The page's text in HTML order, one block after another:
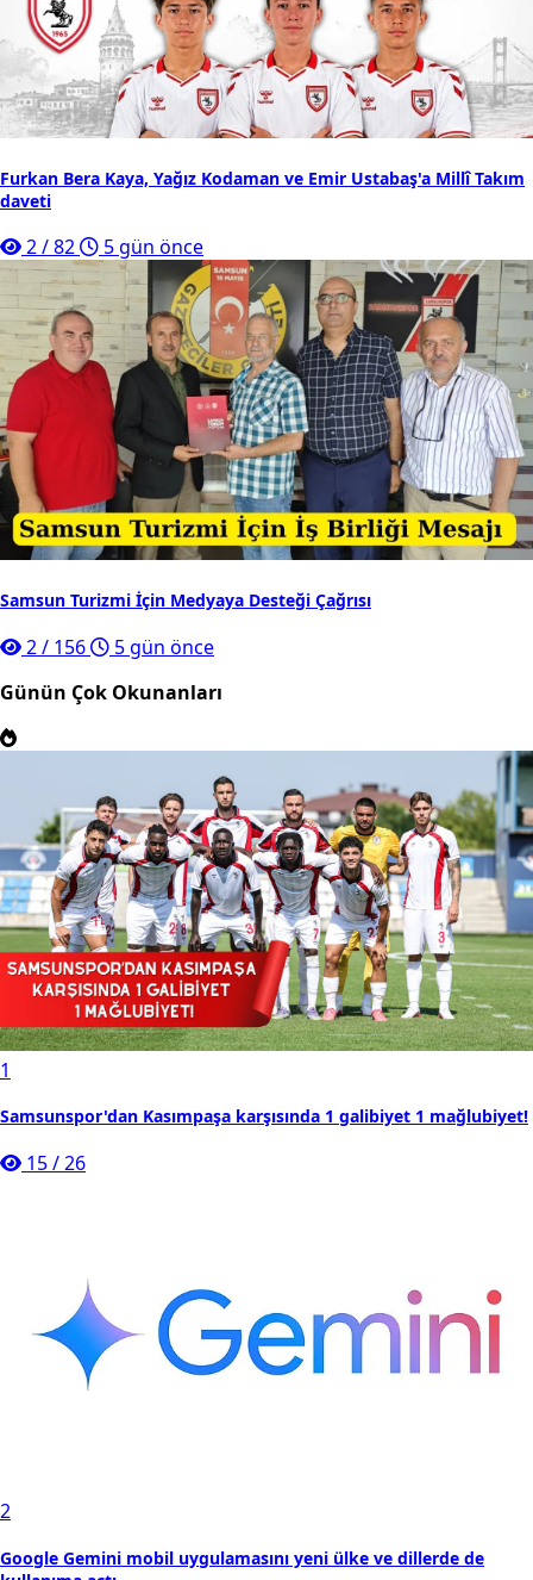
Furkan Bera Kaya, Yağız Kodaman ve Emir Ustabaş'a Millî Takım
daveti
2/82 5 gün önce
Samsun Turizmi İçin Medyaya Desteği Çağrısı
2/ 156
5 gün önce
Günün Çok Okunanları
1
Samsunspor'dan Kasımpaşa karşısında 1 galibiyet 1 mağlubiyet!
15/26
2
Google Gemini mobil uygulamasını yeni ülke ve dillerde de